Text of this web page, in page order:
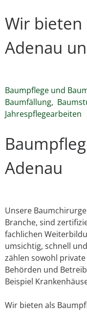
Wir bieten
Adenau
Baumpflege und
Baumfällung,
Jahrespflegearbeiten
Adenau
Unsere
Branche, sind
fachlichen
umsichtig, schnell
zählen sowohl
Behörden und
Beispiel
Wir bieten als